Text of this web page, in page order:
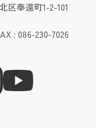
区奉還町1-2-101
: 086-230-7026